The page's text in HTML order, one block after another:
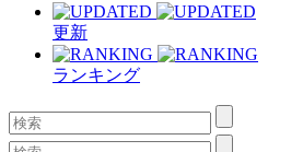
更新
ランキング